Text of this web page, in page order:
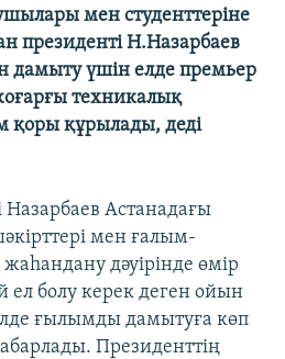
мен студенттеріне
президенті Н.Назарбаев
дамыту үшін елде премьер
техникалық
қоры құрылады, деді
Назарбаев Астанадағы
мен ғалым-
дәуірінде өмір
ел болу керек деген ойын
ғылымды дамытуға көп
Президенттің